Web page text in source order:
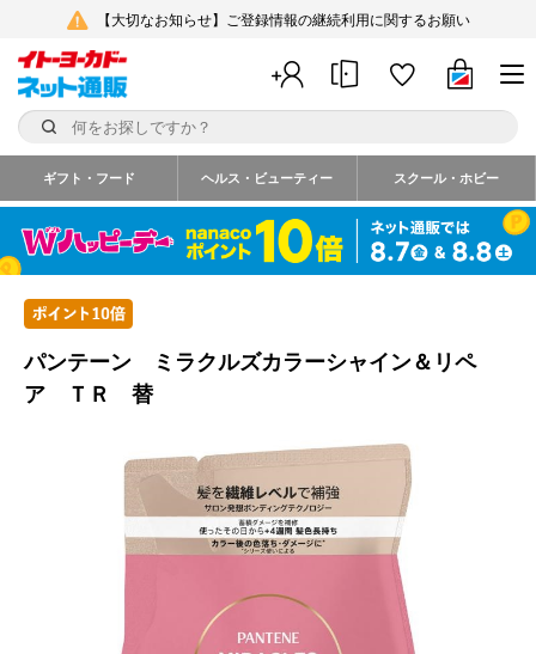
【大切なお知らせ】ご登録情報の継続利用に関するお願い
ギフト・フード ヘルス・ビューティー スクール・ホビー
パンテーン ミラクルズカラーシャイン＆リペ
ア ＴＲ 替